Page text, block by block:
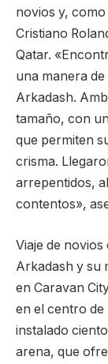
novios y,
Cristiano
Qatar.
una manera
Arkadash.
tamaño, con
que permiten
crisma.
arrepentidos,
contentos»,
Viaje de
Arkadash y su
en Caravan
en el centro de
instalado
arena, que